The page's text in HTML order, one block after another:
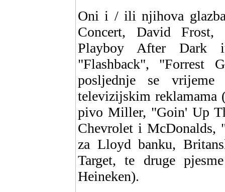
Oni i / ili njihova
Concert, David
Playboy After Dark
"Flashback", "Forrest
posljednje se
televizijskim reklamama
pivo Miller, "Goin' Up
Chevrolet i McDonalds,
za Lloyd banku,
Target, te druge
Heineken).